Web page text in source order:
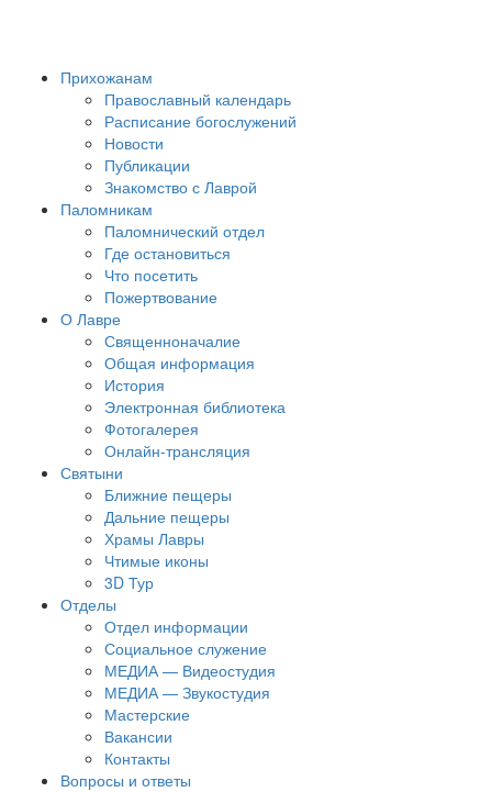
Прихожанам
Православный календарь
Расписание богослужений
Новости
Публикации
Знакомство с Лаврой
Паломникам
Паломнический отдел
Где остановиться
Что посетить
Пожертвование
О Лавре
Священноначалие
Общая информация
История
Электронная библиотека
Фотогалерея
Онлайн-трансляция
Святыни
Ближние пещеры
Дальние пещеры
Храмы Лавры
Чтимые иконы
3D Тур
Отделы
Отдел информации
Социальное служение
МЕДИА — Видеостудия
МЕДИА — Звукостудия
Мастерские
Вакансии
Контакты
Вопросы и ответы